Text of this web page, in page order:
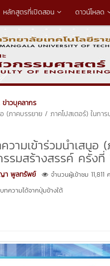
หลักสูตรที่เปิดสอน ดาวน์โหลด
ข่าวบุคลากร
ภาคบรรยาย / ภาคโปสเตอร์) ในกา
ามเข้าร่วมนำเสนอ
รมสร้างสรรค์ ครั้งที่
พูลทรัพย์
จำนวนผู้เข้าชม 11,811
ทความได้จากปุ่มข้างใต้